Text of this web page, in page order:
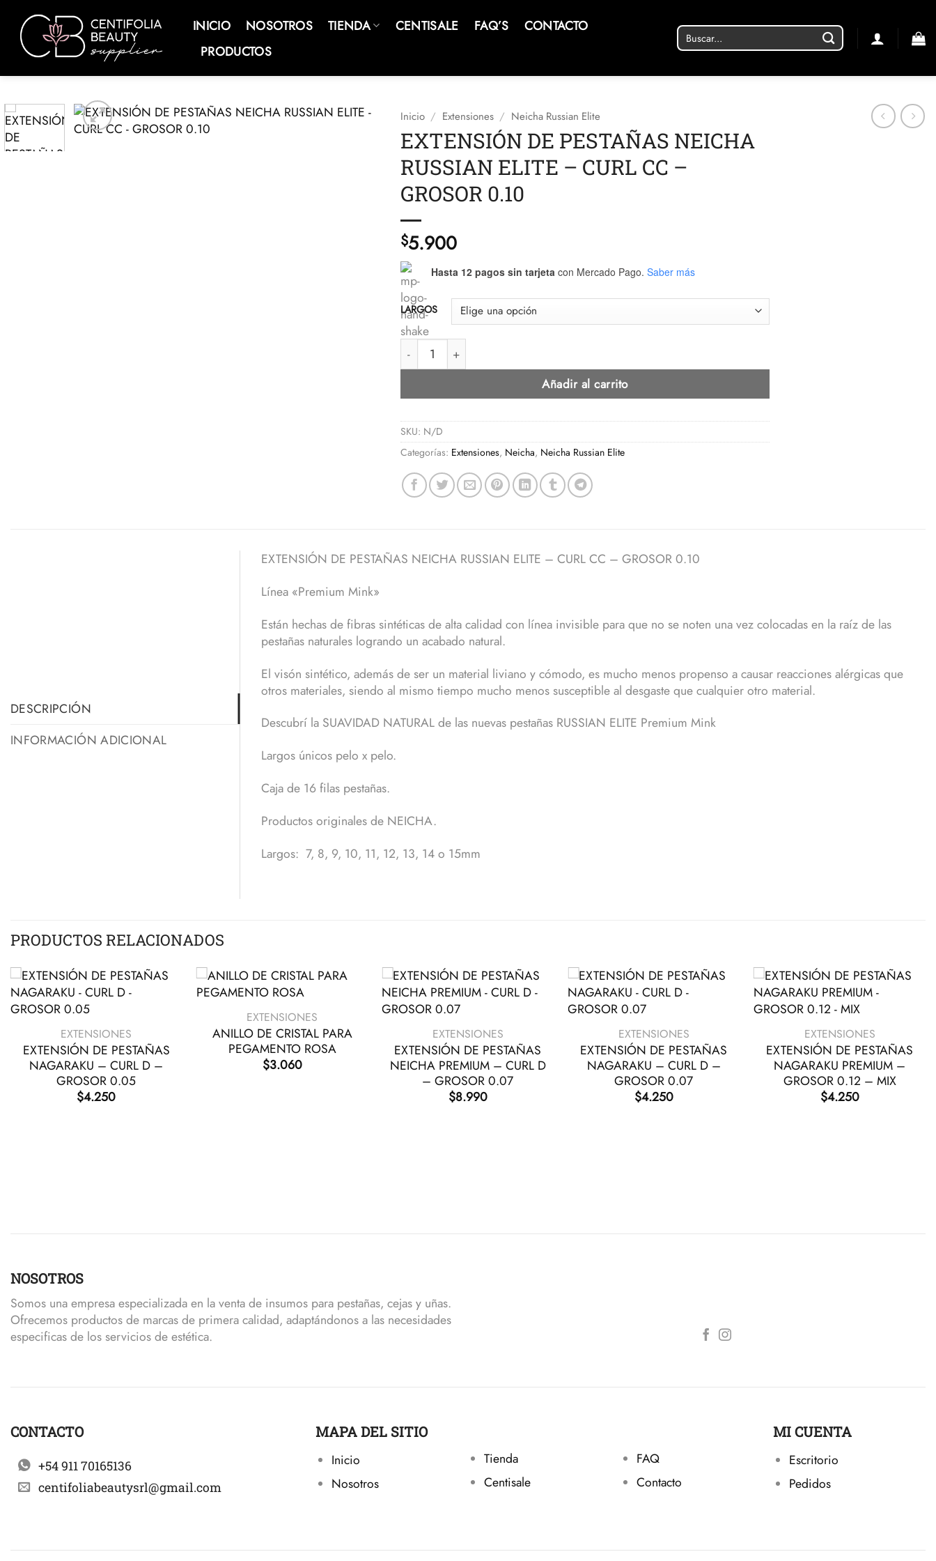
contenido
INICIO NOSOTROS TIENDA CENTISALE FAQ’S
CONTACTO
PRODUCTOS
Buscar
por:
Inicio / Extensiones / Neicha Russian Elite
EXTENSIÓN DE PESTAÑAS NEICHA
RUSSIAN ELITE – CURL CC –
GROSOR 0.10
$5.900
Hasta 12 pagos sin tarjeta con Mercado Pago. Saber más
LARGOS
EXTENSIÓN DE PESTAÑAS NEICHA RUSSIAN ELITE - CURL CC - GROSOR 0.10 cantidad
Añadir al carrito
SKU: N/D
Categorías: Extensiones, Neicha, Neicha Russian Elite
DESCRIPCIÓN
INFORMACIÓN ADICIONAL
EXTENSIÓN DE PESTAÑAS NEICHA RUSSIAN ELITE – CURL CC – GROSOR 0.10
Línea «Premium Mink»
Están hechas de fibras sintéticas de alta calidad con línea invisible para que no se noten una vez colocadas en la raíz de las
pestañas naturales logrando un acabado natural.
El visón sintético, además de ser un material liviano y cómodo, es mucho menos propenso a causar reacciones alérgicas que
otros materiales, siendo al mismo tiempo mucho menos susceptible al desgaste que cualquier otro material.
Descubrí la SUAVIDAD NATURAL de las nuevas pestañas RUSSIAN ELITE Premium Mink
Largos únicos pelo x pelo.
Caja de 16 filas pestañas.
Productos originales de NEICHA.
Largos: 7, 8, 9, 10, 11, 12, 13, 14 o 15mm
PRODUCTOS RELACIONADOS
EXTENSIONES
EXTENSIÓN DE PESTAÑAS
NAGARAKU – CURL D –
GROSOR 0.05
$4.250
EXTENSIONES
ANILLO DE CRISTAL PARA
PEGAMENTO ROSA
$3.060
EXTENSIONES
EXTENSIÓN DE PESTAÑAS
NEICHA PREMIUM – CURL D
– GROSOR 0.07
$8.990
EXTENSIONES
EXTENSIÓN DE PESTAÑAS
NAGARAKU – CURL D –
GROSOR 0.07
$4.250
EXTENSIONES
EXTENSIÓN DE PESTAÑAS
NAGARAKU PREMIUM –
GROSOR 0.12 – MIX
$4.250
NOSOTROS
Somos una empresa especializada en la venta de insumos para pestañas, cejas y uñas.
Ofrecemos productos de marcas de primera calidad, adaptándonos a las necesidades
especificas de los servicios de estética.
CONTACTO
+54 911 70165136
centifoliabeautysrl@gmail.com
MAPA DEL SITIO
Inicio
Nosotros
Tienda
Centisale
FAQ
Contacto
MI CUENTA
Escritorio
Pedidos